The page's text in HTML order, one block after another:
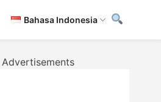
Bahasa Indonesia
Advertisements